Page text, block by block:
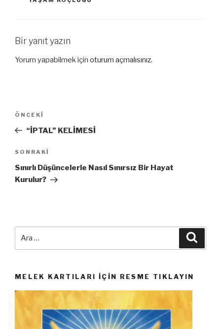
Bir yanıt yazın
Yorum yapabilmek için oturum açmalısınız.
Yazı
gezinmesi
Önceki
Yazı
ÖNCEKI
“İPTAL” KELİMESİ
Sonraki
Yazı
SONRAKI
Sınırlı Düşüncelerle Nasıl Sınırsız Bir Hayat
Kurulur?
MELEK KARTILARI İÇIN RESME TIKLAYIN